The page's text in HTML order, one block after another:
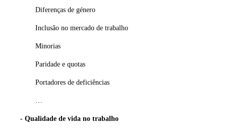
Diferenças de género
Inclusão no mercado de trabalho
Minorias
Paridade e quotas
Portadores de deficiências
- Qualidade de vida no trabalho